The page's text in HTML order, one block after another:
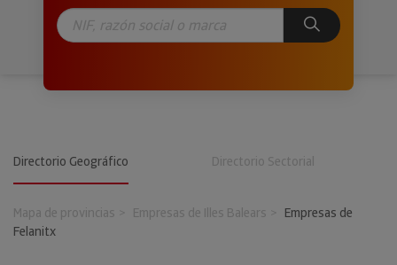
Directorio Geográfico Directorio Sectorial
Mapa de provincias Empresas de Illes Balears
Empresas de
Felanitx